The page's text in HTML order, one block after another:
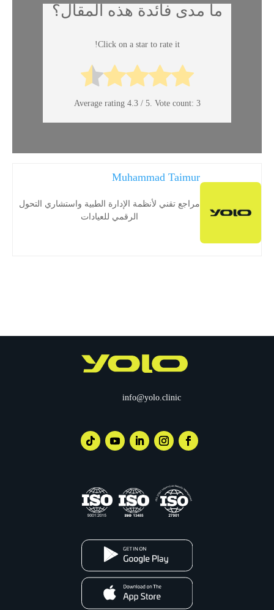
ما مدى فائدة هذه المقال؟
Click on a star to rate it!
Average rating 4.3/ 5. Vote count: 3
Muhammad Taimur
مراجع تقني لأنظمة الإدارة الطبية واستشاري التحول
الرقمي للعيادات
info@yolo.clinic